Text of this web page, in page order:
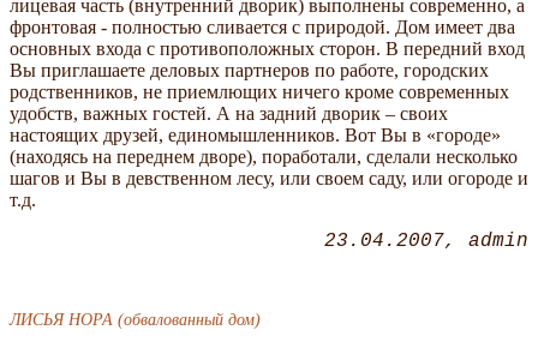
лицевая часть (внутренний дворик) выполнены современно, а
фронтовая - полностью сливается с природой. Дом имеет два
основных входа с противоположных сторон. В передний вход
Вы приглашаете деловых партнеров по работе, городских
родственников, не приемлющих ничего кроме современных
удобств, важных гостей. А на задний дворик – своих
настоящих друзей, единомышленников. Вот Вы в «городе»
(находясь на переднем дворе), поработали, сделали несколько
шагов и Вы в девственном лесу, или своем саду, или огороде и
т.д.
23.04.2007 admin
ЛИСЬЯ НОРА (обвалованный дом)